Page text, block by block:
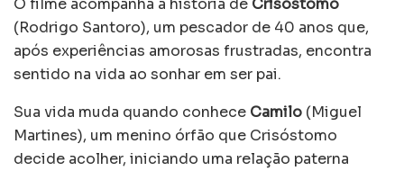
(Rodrigo Santoro), um pescador de 40 anos que,
após experiências amorosas frustradas, encontra
sentido na vida ao sonhar em ser pai.
Sua vida muda quando conhece Camilo (Miguel
Martines), um menino órfão que Crisóstomo
decide acolher, iniciando uma relação paterna